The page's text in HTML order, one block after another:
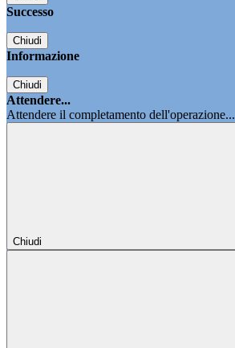
Successo
Chiudi
Informazione
Chiudi
Attendere...
Attendere il completamento dell'operazione...
Chiudi